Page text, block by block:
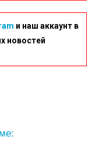
и наш аккаунт в
новостей